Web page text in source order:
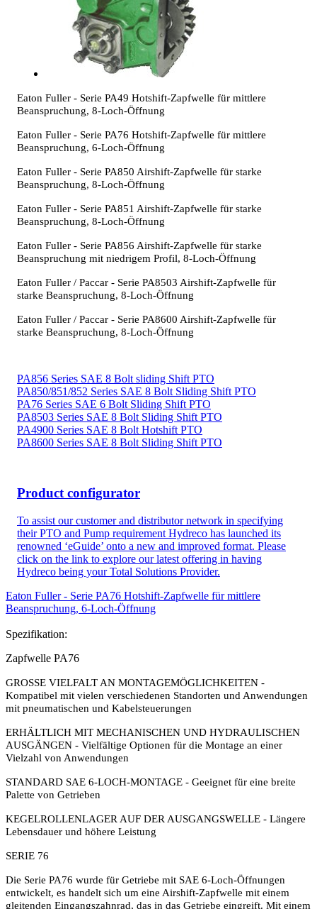
Eaton Fuller - Serie PA49 Hotshift-Zapfwelle für mittlere
Beanspruchung, 8-Loch-Öffnung
Eaton Fuller - Serie PA76 Hotshift-Zapfwelle für mittlere
Beanspruchung, 6-Loch-Öffnung
Eaton Fuller - Serie PA850 Airshift-Zapfwelle für starke
Beanspruchung, 8-Loch-Öffnung
Eaton Fuller - Serie PA851 Airshift-Zapfwelle für starke
Beanspruchung, 8-Loch-Öffnung
Eaton Fuller - Serie PA856 Airshift-Zapfwelle für starke
Beanspruchung mit niedrigem Profil, 8-Loch-Öffnung
Eaton Fuller / Paccar - Serie PA8503 Airshift-Zapfwelle für
starke Beanspruchung, 8-Loch-Öffnung
Eaton Fuller / Paccar - Serie PA8600 Airshift-Zapfwelle für
starke Beanspruchung, 8-Loch-Öffnung
PA856 Series SAE 8 Bolt sliding Shift PTO
PA850/851/852 Series SAE 8 Bolt Sliding Shift PTO
PA76 Series SAE 6 Bolt Sliding Shift PTO
PA8503 Series SAE 8 Bolt Sliding Shift PTO
PA4900 Series SAE 8 Bolt Hotshift PTO
PA8600 Series SAE 8 Bolt Sliding Shift PTO
Product configurator
To assist our customer and distributor network in specifying
their PTO and Pump requirement Hydreco has launched its
renowned ‘eGuide’ onto a new and improved format. Please
click on the link to explore our latest offering in having
Hydreco being your Total Solutions Provider.
Eaton Fuller - Serie PA76 Hotshift-Zapfwelle für mittlere
Beanspruchung, 6-Loch-Öffnung
Spezifikation:
Zapfwelle PA76
GROSSE VIELFALT AN MONTAGEMÖGLICHKEITEN -
Kompatibel mit vielen verschiedenen Standorten und Anwendungen
mit pneumatischen und Kabelsteuerungen
ERHÄLTLICH MIT MECHANISCHEN UND HYDRAULISCHEN
AUSGÄNGEN - Vielfältige Optionen für die Montage an einer
Vielzahl von Anwendungen
STANDARD SAE 6-LOCH-MONTAGE - Geeignet für eine breite
Palette von Getrieben
KEGELROLLENLAGER AUF DER AUSGANGSWELLE - Längere
Lebensdauer und höhere Leistung
SERIE 76
Die Serie PA76 wurde für Getriebe mit SAE 6-Loch-Öffnungen
entwickelt, es handelt sich um eine Airshift-Zapfwelle mit einem
gleitenden Eingangszahnrad, das in das Getriebe eingreift. Mit einem